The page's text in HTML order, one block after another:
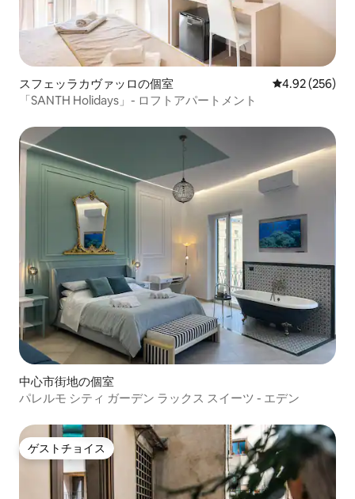
スフェッラカヴァッロの個室 レビュー256
4.92 (256)
「SANTH Holidays」- ロフトアパートメント
中心市街地の個室
パレルモ シティ ガーデン ラックス スイーツ - エデン
ゲストチョイス
ゲストチョイス